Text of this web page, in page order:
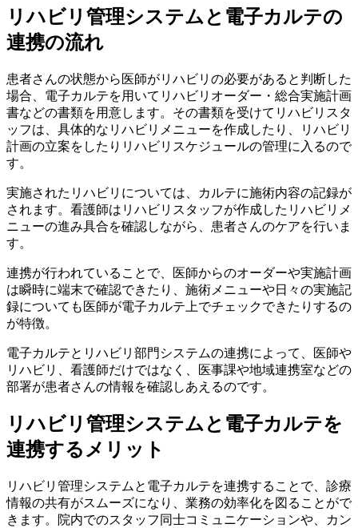
リハビリ管理システムと電子カルテの
連携の流れ
患者さんの状態から医師がリハビリの必要があると判断した
場合、電子カルテを用いてリハビリオーダー・総合実施計画
書などの書類を用意します。その書類を受けてリハビリスタ
ッフは、具体的なリハビリメニューを作成したり、リハビリ
計画の立案をしたりリハビリスケジュールの管理に入るので
す。
実施されたリハビリについては、カルテに施術内容の記録が
されます。看護師はリハビリスタッフが作成したリハビリメ
ニューの進み具合を確認しながら、患者さんのケアを行いま
す。
連携が行われていることで、医師からのオーダーや実施計画
は瞬時に端末で確認できたり、施術メニューや日々の実施記
録についても医師が電子カルテ上でチェックできたりするの
が特徴。
電子カルテとリハビリ部門システムの連携によって、
医師や
リハビリ、看護師だけではなく、医事課や地域連携室などの
部署が患者さんの情報を確認しあえるのです。
リハビリ管理システムと電子カルテを
連携するメリット
リハビリ管理システムと電子カルテを連携することで、 診療
情報の共有がスムーズになり、業務の効率化を図ることがで
きます。
院内でのスタッフ同士コミュニケーションや、カン